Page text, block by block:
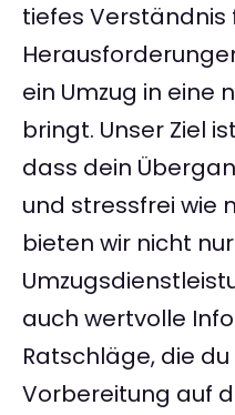
tiefes Verständnis
ein Umzug in eine
bringt. Unser Ziel
dass dein
und stressfrei wie
bieten wir nicht
auch wertvolle
Ratschläge, die
Vorbereitung auf